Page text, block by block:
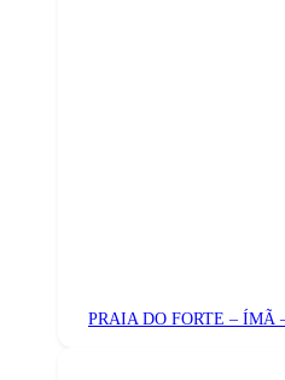
PRAIA DO FORTE – ÍMÃ